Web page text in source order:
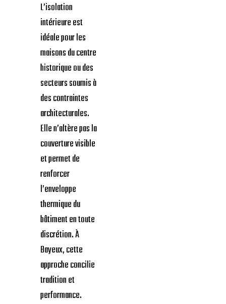
L’isolation
intérieure est
idéale pour les
maisons du centre
historique ou des
secteurs soumis à
des contraintes
architecturales.
Elle n’altère pas la
couverture visible
et permet de
renforcer
l’enveloppe
thermique du
bâtiment en toute
discrétion. À
Bayeux, cette
approche concilie
tradition et
performance.